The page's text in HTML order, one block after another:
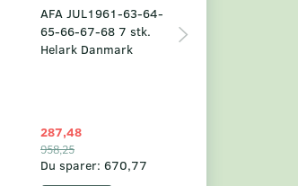
AFA JUL1961-63-64-
65-66-67-68 7 stk.
Helark Danmark
287,48
958,25
Du sparer: 670,77